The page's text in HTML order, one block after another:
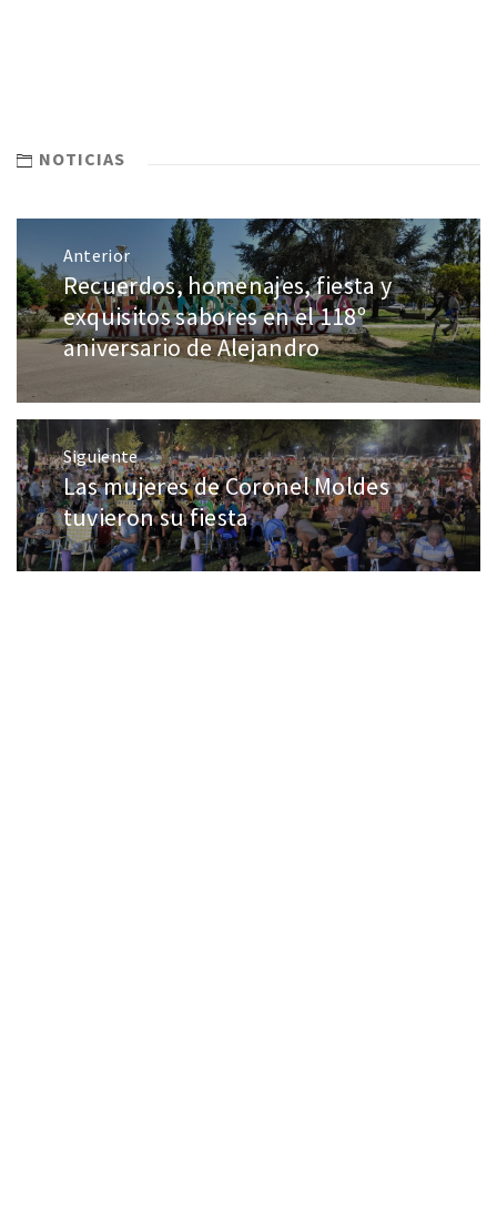
NOTICIAS
Anterior
Recuerdos, homenajes, fiesta y
exquisitos sabores en el 118º
aniversario de Alejandro
Siguiente
Las mujeres de Coronel Moldes
tuvieron su fiesta